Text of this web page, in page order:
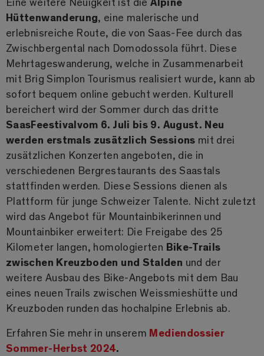
Hüttenwanderung, eine malerische und
erlebnisreiche Route, die von Saas-Fee durch das
Zwischbergental nach Domodossola führt. Diese
Mehrtageswanderung, welche in Zusammenarbeit
mit Brig Simplon Tourismus realisiert wurde, kann ab
sofort bequem online gebucht werden. Kulturell
bereichert wird der Sommer durch das dritte
SaasFeestivalvom 6. Juli bis 9. August. Neu
werden erstmals zusätzlich Sessions mit drei
zusätzlichen Konzerten angeboten, die in
verschiedenen Bergrestaurants des Saastals
stattfinden werden. Diese Sessions dienen als
Plattform für junge Schweizer Talente. Nicht zuletzt
wird das Angebot für Mountainbikerinnen und
Mountainbiker erweitert: Die Freigabe des 25
Kilometer langen, homologierten Bike-Trails
zwischen Kreuzboden und Stalden und der
weitere Ausbau des Bike-Angebots mit dem Bau
eines neuen Trails zwischen Weissmieshütte und
Kreuzboden runden das hochalpine Erlebnis ab.
Erfahren Sie mehr in unserem Mediendossier
Sommer-Herbst 2024.